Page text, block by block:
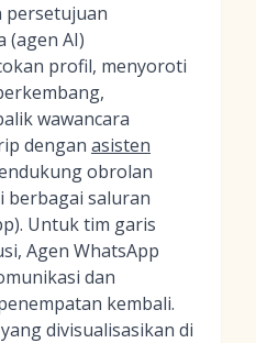
persetujuan
(agen AI)
profil, menyoroti
wawancara
dengan asisten
obrolan
berbagai saluran
Untuk tim garis
Agen WhatsApp
dan
kembali.
divisualisasikan di